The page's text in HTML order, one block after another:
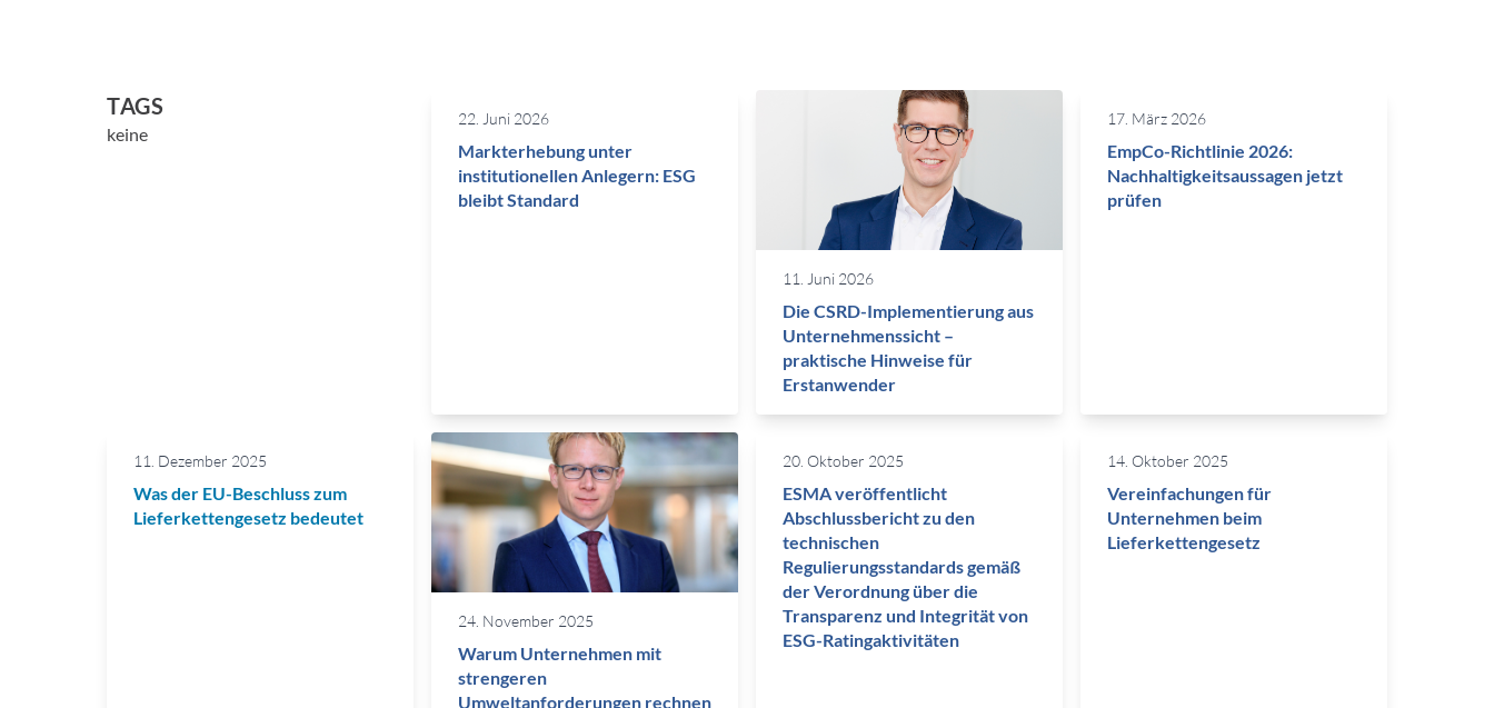
TAGS
keine
22. Juni 2026
Markterhebung unter
institutionellen Anlegern: ESG
bleibt Standard
11. Juni 2026
Die CSRD-Implementierung aus
Unternehmenssicht –
praktische Hinweise für
Erstanwender
17. März 2026
EmpCo-Richtlinie 2026:
Nachhaltigkeitsaussagen jetzt
prüfen
11. Dezember 2025
Was der EU-Beschluss zum
Lieferkettengesetz bedeutet
24. November 2025
Warum Unternehmen mit
strengeren
Umweltanforderungen rechnen
20. Oktober 2025
ESMA veröffentlicht
Abschlussbericht zu den
technischen
Regulierungsstandards gemäß
der Verordnung über die
Transparenz und Integrität von
ESG-Ratingaktivitäten
14. Oktober 2025
Vereinfachungen für
Unternehmen beim
Lieferkettengesetz